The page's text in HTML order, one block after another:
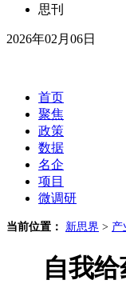
思刊
2026年02月06日
首页
聚焦
政策
数据
名企
项目
微调研
当前位置： 新思界 > 产
自我